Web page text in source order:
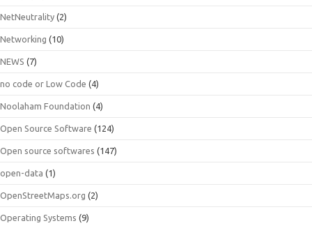
NetNeutrality (2)
Networking (10)
NEWS (7)
no code or Low Code (4)
Noolaham Foundation (4)
Open Source Software (124)
Open source softwares (147)
open-data (1)
OpenStreetMaps.org (2)
Operating Systems (9)